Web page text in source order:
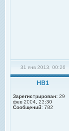
31 янв 2013, 00:26
НВ1
Зарегистрирован: 29
фев 2004, 23:30
Сообщений: 782